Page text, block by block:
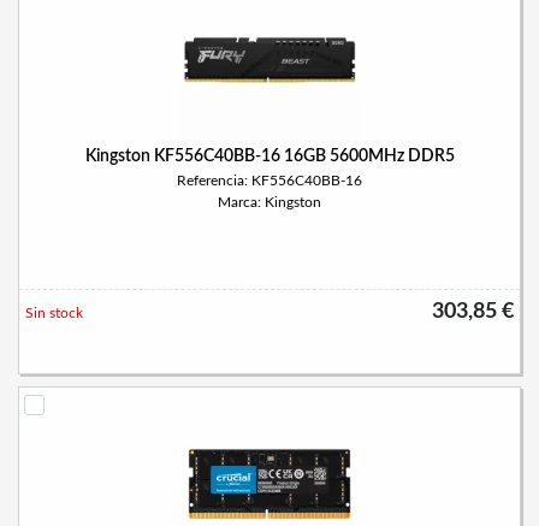
Kingston KF556C40BB-16 16GB 5600MHz DDR5
Referencia: KF556C40BB-16
Marca: Kingston
303,85 €
Sin stock